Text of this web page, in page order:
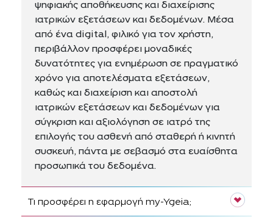
ψηφιακής αποθήκευσης και διαχείρισης
ιατρικών εξετάσεων και δεδομένων. Μέσα
από ένα digital, φιλικό για τον χρήστη,
περιβάλλον προσφέρει μοναδικές
δυνατότητες για ενημέρωση σε πραγματικό
χρόνο για αποτελέσματα εξετάσεων,
καθώς και διαχείριση και αποστολή
ιατρικών εξετάσεων και δεδομένων για
σύγκριση και αξιολόγηση σε ιατρό της
επιλογής του ασθενή από σταθερή ή κινητή
συσκευή, πάντα με σεβασμό στα ευαίσθητα
προσωπικά του δεδομένα.
Τι προσφέρει η εφαρμογή my-Ygeia;